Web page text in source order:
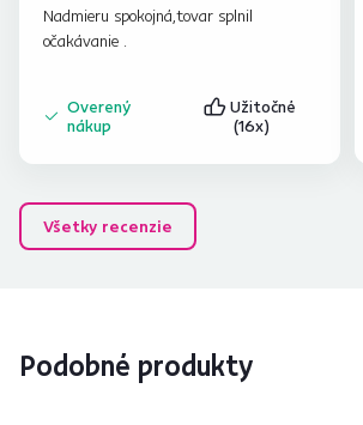
Nadmieru spokojná,tovar splnil
očakávanie .
Overený
nákup
Užitočné
(16x)
Všetky recenzie
Podobné produkty